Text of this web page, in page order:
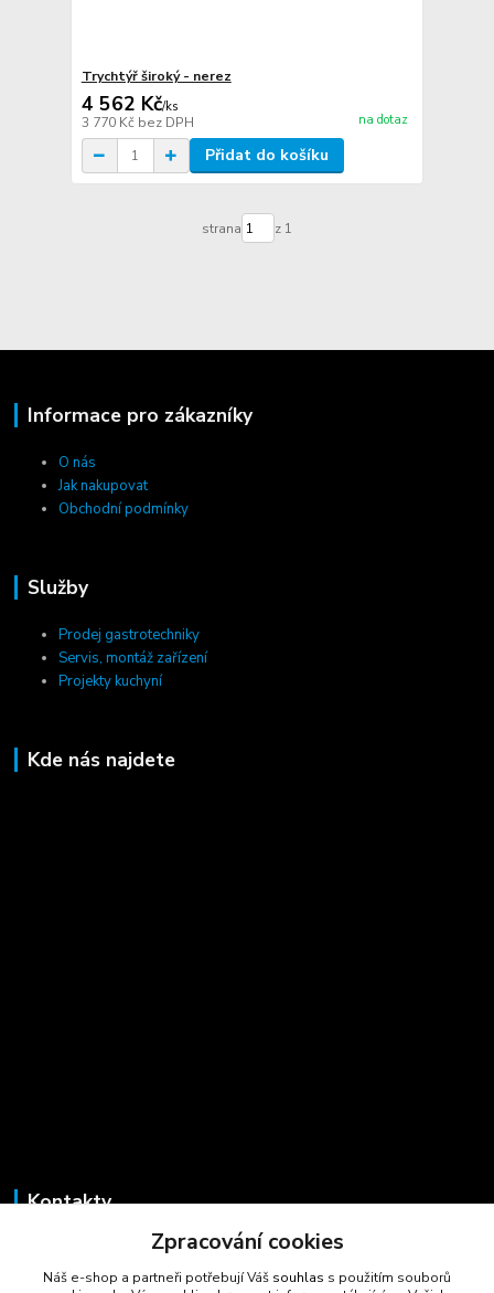
Trychtýř široký - nerez
4 562 Kč/ks
3 770 Kč bez DPH na dotaz
Přidat do košíku
strana z 1
Informace pro zákazníky
O nás
Jak nakupovat
Obchodní podmínky
Služby
Prodej gastrotechniky
Servis, montáž zařízení
Projekty kuchyní
Kde nás najdete
Kontakty
+420 723 725 881
Zpracování cookies
Náš e-shop a partneři potřebují Váš souhlas s použitím souborů